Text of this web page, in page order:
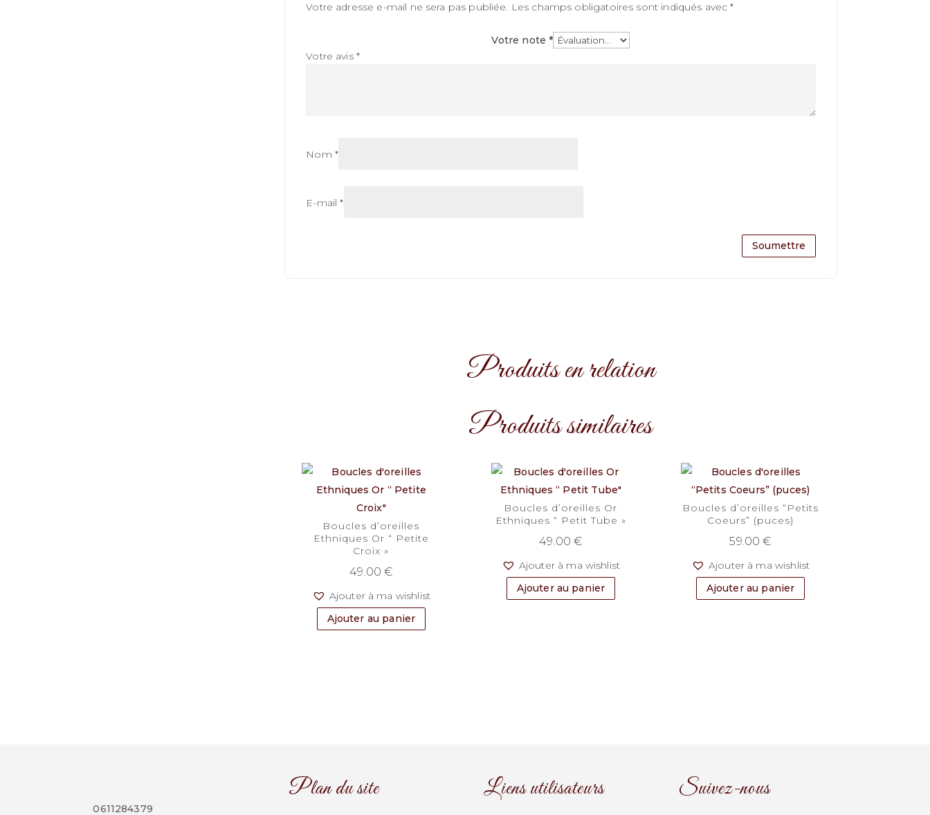
Votre adresse e-mail ne sera pas publiée. Les champs obligatoires sont indiqués avec*
Votre note*
Votre avis *
Nom *
E-mail*
Produits en relation
Produits similaires
Boucles d’oreilles
Ethniques Or “ Petite
Croix »
49.00€
Ajouter à ma wishlist
Ajouter au panier
Boucles d’oreilles Or
Ethniques “ Petit Tube »
49.00€
Ajouter à ma wishlist
Ajouter au panier
Boucles d’oreilles “Petits
Coeurs” (puces)
59.00€
Ajouter à ma wishlist
Ajouter au panier
0611284379
Plan du site Liens utilisateurs Suivez-nous